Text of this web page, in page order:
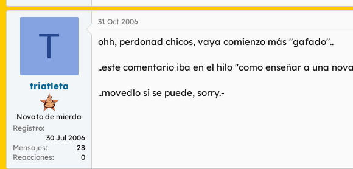
T
triatleta
Novato de mierda
Registro
30 Jul 2006
Mensajes
28
Reacciones
0
31 Oct 2006
ohh, perdonad chicos, vaya comienzo más "gafado"..
..este comentario iba en el hilo "como enseñar a una
..movedlo si se puede, sorry.-